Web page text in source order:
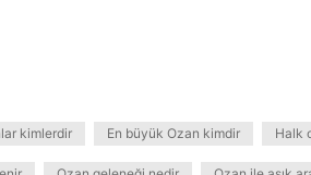
kimlerdir En büyük Ozan kimdir Halk